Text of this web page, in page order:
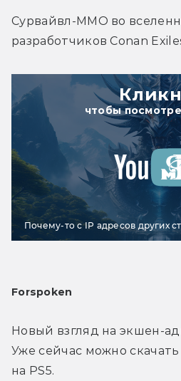
Сурвайвл-MMO во
разработчиков Conan
чтобы
Почему-то с IP адресов других
Forspoken
Новый взгляд на экшен-
Уже сейчас можно
на PS5.